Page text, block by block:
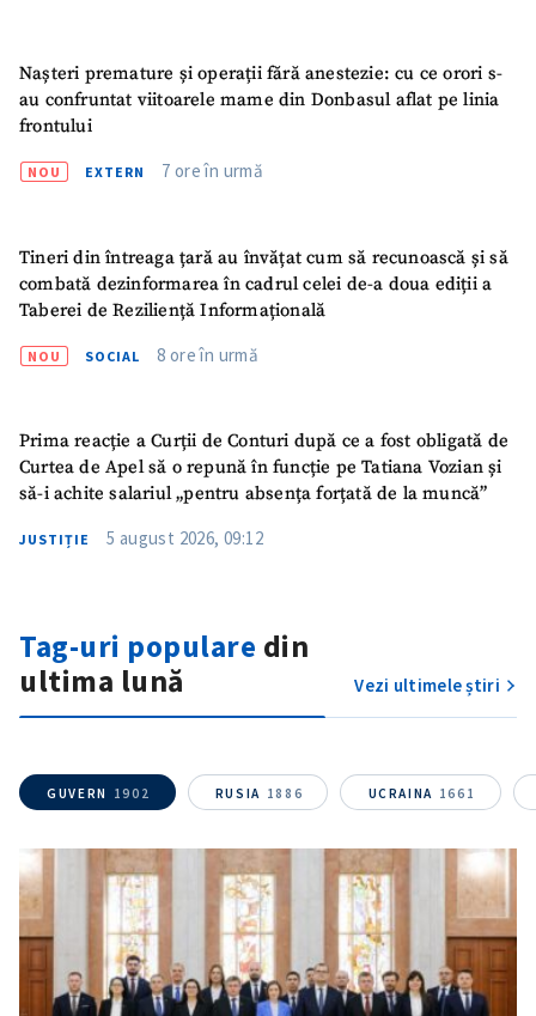
Nașteri premature și operații fără anestezie: cu ce orori s-
au confruntat viitoarele mame din Donbasul aflat pe linia
frontului
NOU EXTERN 7 ore în urmă
Tineri din întreaga țară au învățat cum să recunoască și să
combată dezinformarea în cadrul celei de-a doua ediții a
Taberei de Reziliență Informațională
NOU SOCIAL 8 ore în urmă
Prima reacție a Curții de Conturi după ce a fost obligată de
Curtea de Apel să o repună în funcție pe Tatiana Vozian și
să-i achite salariul „pentru absența forțată de la muncă”
JUSTIȚIE 5 august 2026, 09:12
Tag-uri populare din
ultima lună
Vezi ultimele știri
GUVERN 1902 RUSIA 1886 UCRAINA 1661